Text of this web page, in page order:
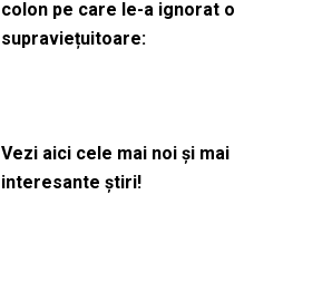
colon pe care le-a ignorat o
supraviețuitoare:
Vezi aici cele mai noi și mai
interesante știri!